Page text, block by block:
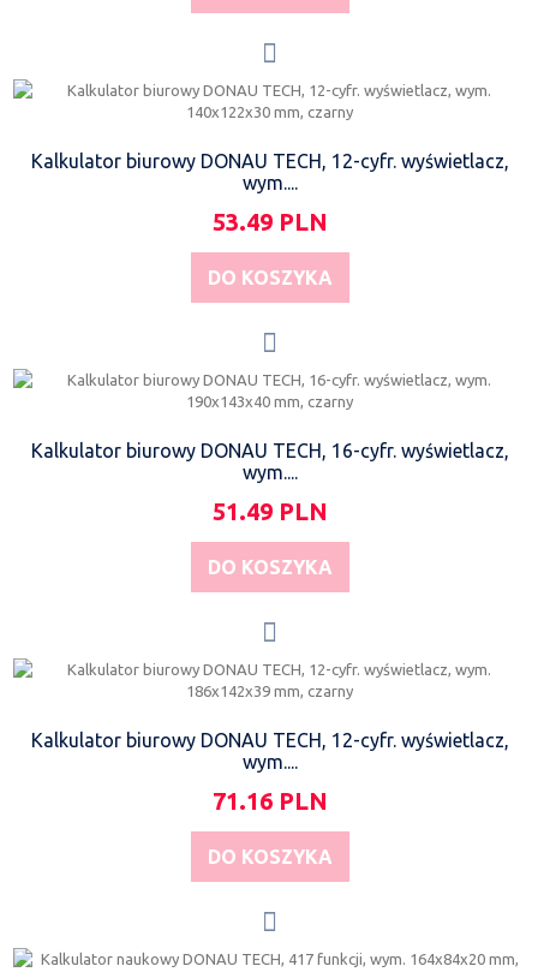
Kalkulator biurowy DONAU TECH, 12-cyfr. wyświetlacz,
wym....
53.49 PLN
DO KOSZYKA
Kalkulator biurowy DONAU TECH, 16-cyfr. wyświetlacz,
wym....
51.49 PLN
DO KOSZYKA
Kalkulator biurowy DONAU TECH, 12-cyfr. wyświetlacz,
wym....
71.16 PLN
DO KOSZYKA